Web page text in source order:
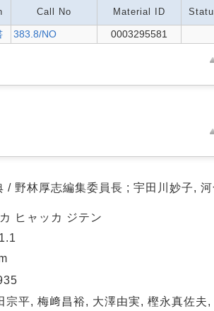
Call No Material ID
383.8/NO 0003295581
/ 野林厚志編集委員長 ; 宇田川妙子,
ヒャッカ ジテン
宗平, 梅﨑昌裕, 大澤由実, 樫永真佐夫